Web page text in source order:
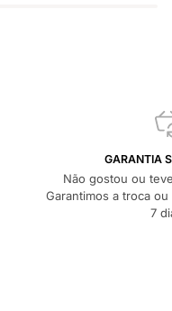
GARANTIA
Não gostou ou
Garantimos a troca
7